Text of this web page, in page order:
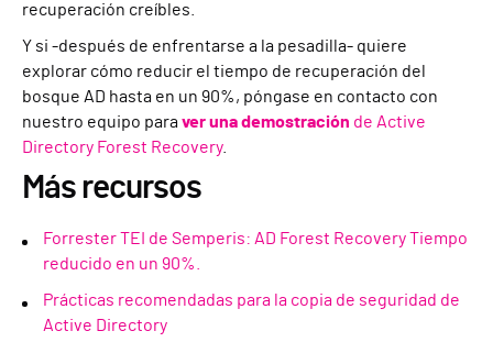
recuperación creíbles.
Y si -después de enfrentarse a la pesadilla- quiere
explorar cómo reducir el tiempo de recuperación del
bosque AD hasta en un 90%, póngase en contacto con
nuestro equipo paraver una demostración de Active
Directory Forest Recovery.
Más recursos
Forrester TEI de Semperis: AD Forest Recovery Tiempo
reducido en un 90%.
Prácticas recomendadas para la copia de seguridad de
Active Directory